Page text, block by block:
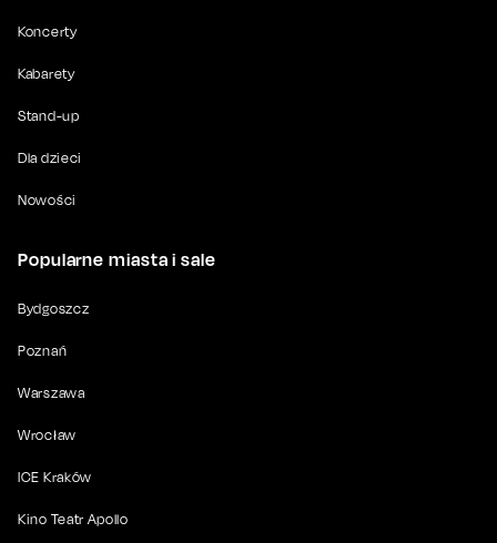
Koncerty
Kabarety
Stand-up
Dla dzieci
Nowości
Popularne miasta i sale
Bydgoszcz
Poznań
Warszawa
Wrocław
ICE Kraków
Kino Teatr Apollo